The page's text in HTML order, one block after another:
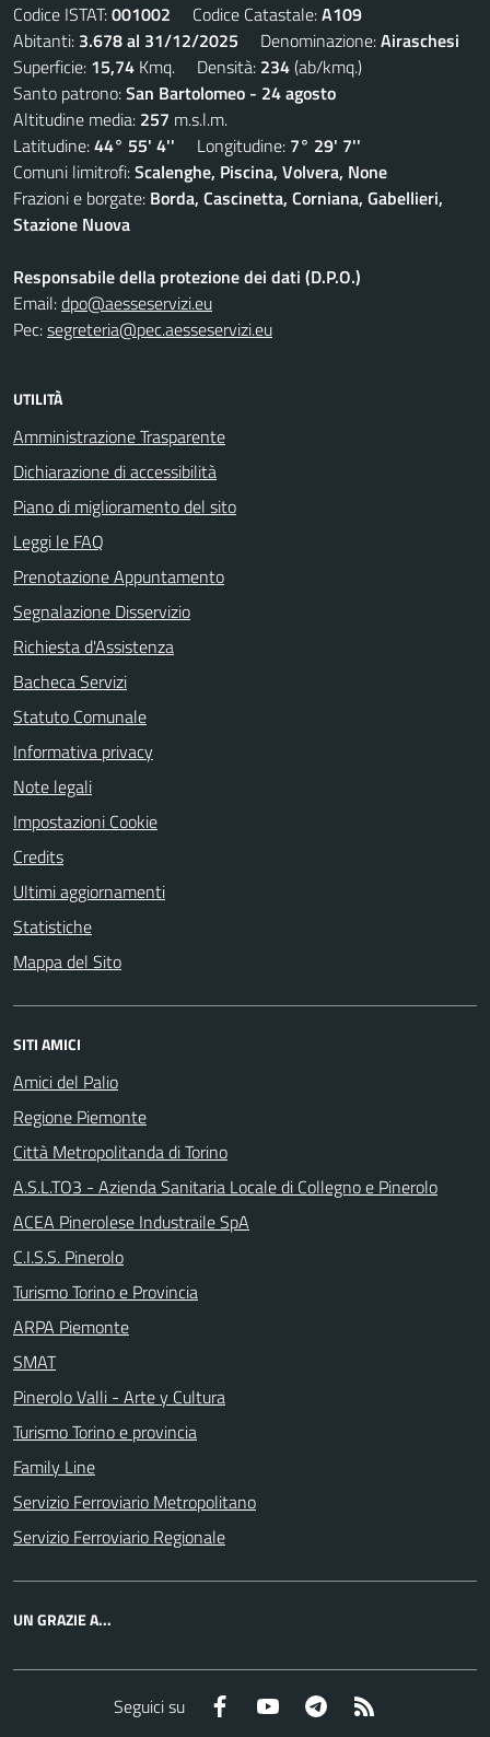
Codice ISTAT:001002 Codice Catastale:A109
Abitanti: 3.678 al 31/12/2025 Denominazione:Airaschesi
Superficie: 15,74 Kmq. Densità: 234(ab/kmq.)
Santo patrono:San Bartolomeo - 24 agosto
Altitudine media: 257 m.s.l.m.
Latitudine:44° 55' 4'' Longitudine: 7° 29' 7''
Comuni limitrofi:Scalenghe, Piscina, Volvera, None
Frazioni e borgate: Borda, Cascinetta, Corniana, Gabellieri,
Stazione Nuova
Responsabile della protezione dei dati (D.P.O.)
Email:dpo@aesseservizi.eu
Pec:segreteria@pec.aesseservizi.eu
UTILITÀ
Amministrazione Trasparente
Dichiarazione di accessibilità
Piano di miglioramento del sito
Leggi le FAQ
Prenotazione Appuntamento
Segnalazione Disservizio
Richiesta d'Assistenza
Bacheca Servizi
Statuto Comunale
Informativa privacy
Note legali
Impostazioni Cookie
Credits
Ultimi aggiornamenti
Statistiche
Mappa del Sito
SITI AMICI
Amici del Palio
Regione Piemonte
Città Metropolitanda di Torino
A.S.L.TO3 - Azienda Sanitaria Locale di Collegno e Pinerolo
ACEA Pinerolese Industraile SpA
C.I.S.S. Pinerolo
Turismo Torino e Provincia
ARPA Piemonte
SMAT
Pinerolo Valli - Arte y Cultura
Turismo Torino e provincia
Family Line
Servizio Ferroviario Metropolitano
Servizio Ferroviario Regionale
UN GRAZIE A...
Seguici su Facebook YouTube Telegram